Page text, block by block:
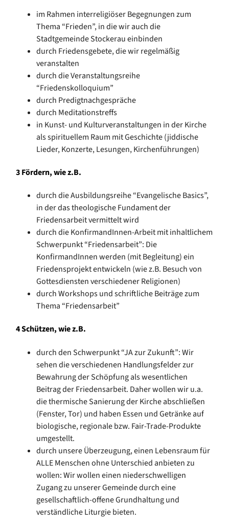
im Rahmen interreligiöser Begegnungen zum
Thema “Frieden”, in die wir auch die
Stadtgemeinde Stockerau einbinden
durch Friedensgebete, die wir regelmäßig
veranstalten
durch die Veranstaltungsreihe
“Friedenskolloquium”
durch Predigtnachgespräche
durch Meditationstreffs
in Kunst- und Kulturveranstaltungen in der Kirche
als spirituellem Raum mit Geschichte (jiddische
Lieder, Konzerte, Lesungen, Kirchenführungen)
3 Fördern, wie z.B.
durch die Ausbildungsreihe “Evangelische Basics”,
in der das theologische Fundament der
Friedensarbeit vermittelt wird
durch die KonfirmandInnen-Arbeit mit inhaltlichem
Schwerpunkt “Friedensarbeit”: Die
KonfirmandInnen werden (mit Begleitung) ein
Friedensprojekt entwickeln (wie z.B. Besuch von
Gottesdiensten verschiedener Religionen)
durch Workshops und schriftliche Beiträge zum
Thema “Friedensarbeit”
4 Schützen, wie z.B.
durch den Schwerpunkt “JA zur Zukunft”: Wir
sehen die verschiedenen Handlungsfelder zur
Bewahrung der Schöpfung als wesentlichen
Beitrag der Friedensarbeit. Daher wollen wir u.a.
die thermische Sanierung der Kirche abschließen
(Fenster, Tor) und haben Essen und Getränke auf
biologische, regionale bzw. Fair-Trade-Produkte
umgestellt.
durch unsere Überzeugung, einen Lebensraum für
ALLE Menschen ohne Unterschied anbieten zu
wollen: Wir wollen einen niederschwelligen
Zugang zu unserer Gemeinde durch eine
gesellschaftlich-offene Grundhaltung und
verständliche Liturgie bieten.